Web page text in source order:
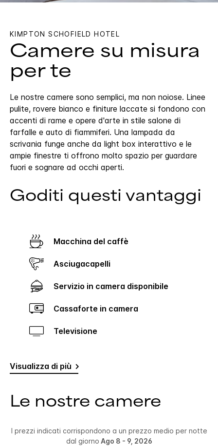
KIMPTON SCHOFIELD HOTEL
Camere su misura
per te
Le nostre camere sono semplici, ma non noiose. Linee
pulite, rovere bianco e finiture laccate si fondono con
accenti di rame e opere d'arte in stile salone di
farfalle e auto di fiammiferi. Una lampada da
scrivania funge anche da light box interattivo e le
ampie finestre ti offrono molto spazio per guardare
fuori e sognare ad occhi aperti.
Goditi questi vantaggi
Macchina del caffè
Asciugacapelli
Servizio in camera disponibile
Cassaforte in camera
Televisione
Visualizza di più
Le nostre camere
I prezzi indicati corrispondono a un prezzo medio per notte
dal giorno Ago 8 - 9, 2026